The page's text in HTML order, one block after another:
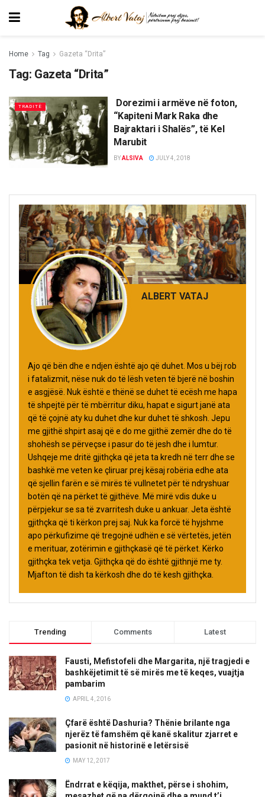
Home Tag Gazeta “Drita”
Tag: Gazeta “Drita”
TRADITË
Dorezimi i armëve në foton,
“Kapiteni Mark Raka dhe
Bajraktari i Shalës”, të Kel
Marubit
BYALSIVA JULY 4, 2018
ALBERT VATAJ
Ajo që bën dhe e ndjen është ajo që duhet. Mos u bëj rob
i fatalizmit, nëse nuk do të lësh veten të bjerë në boshin
e asgjësë. Nuk është e thënë se duhet të ecësh me hapa
të shpejtë për të mbërritur diku, hapat e sigurt janë ata
që të çojnë aty ku duhet dhe kur duhet të shkosh. Jepu
me gjithë shpirt asaj që e do me gjithë zemër dhe do të
shohësh se përveçse i pasur do të jesh dhe i lumtur.
Ushqeje me dritë gjithçka që jeta ta kredh në terr dhe se
bashkë me veten ke çliruar prej kësaj robëria edhe ata
që sjellin farën e së mirës të vullnetet për të ndryshuar
botën që na përket të gjithëve. Më mirë vdis duke u
përpjekur se sa të zvarritesh duke u ankuar. Jeta është
gjithçka që ti kërkon prej saj. Nuk ka forcë të hyjshme
apo përkufizime që tregojnë udhën e së vërtetës, jetën
e merituar, zotërimin e gjithçkasë që të përket. Kërko
gjithçka tek vetja. Gjithçka që do është gjithnjë me ty.
Mjafton të dish ta kërkosh dhe do të kesh gjithçka.
Trending Comments Latest
Fausti, Mefistofeli dhe Margarita, një tragjedi e
bashkëjetimit të së mirës me të keqes, vuajtja
pambarim
APRIL 4, 2016
Çfarë është Dashuria? Thënie brilante nga
njerëz të famshëm që kanë skalitur zjarret e
pasionit në historinë e letërsisë
MAY 12, 2017
Ëndrrat e këqija, makthet, përse i shohim,